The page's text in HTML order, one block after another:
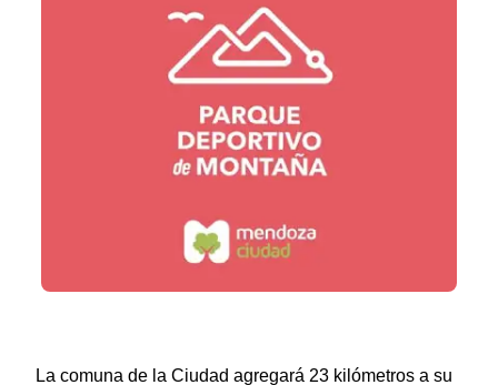
La comuna de la Ciudad agregará 23 kilómetros a su